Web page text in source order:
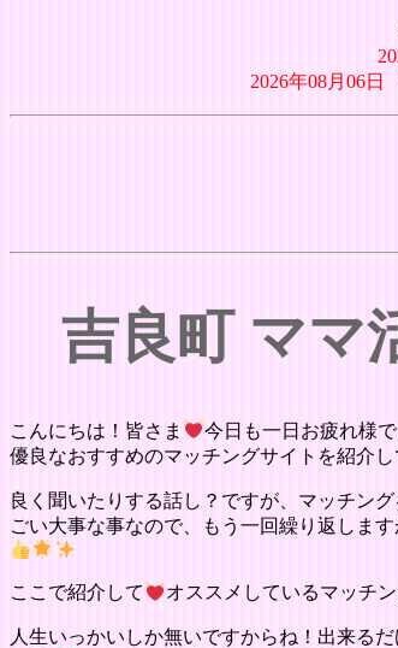
2026年08月06
吉良町 ママ
こんにちは！皆さま 今日も一日お疲れ様
優良なおすすめのマッチングサイトを紹介
良く聞いたりする話し？ですが、マッチン
ごい大事な事なので、もう一回繰り返します
ここで紹介して オススメしているマッチ
人生いっかいしか無いですからね！出来る